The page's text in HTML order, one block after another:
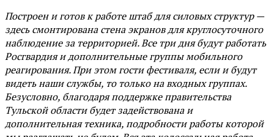
Построен и готов к работе штаб для силовых структур —
здесь смонтирована стена экранов для круглосуточного
наблюдение за территорией. Все три дня будут работать
Росгвардия и дополнительные группы мобильного
реагирования. При этом гости фестиваля, если и будут
видеть наши службы, то только на входных группах.
Безусловно, благодаря поддержке правительства
Тульской области будет задействована и
дополнительная техника, подробности работы которой